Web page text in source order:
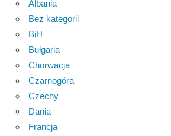
Albania
Bez kategorii
BiH
Bułgaria
Chorwacja
Czarnogóra
Czechy
Dania
Francja